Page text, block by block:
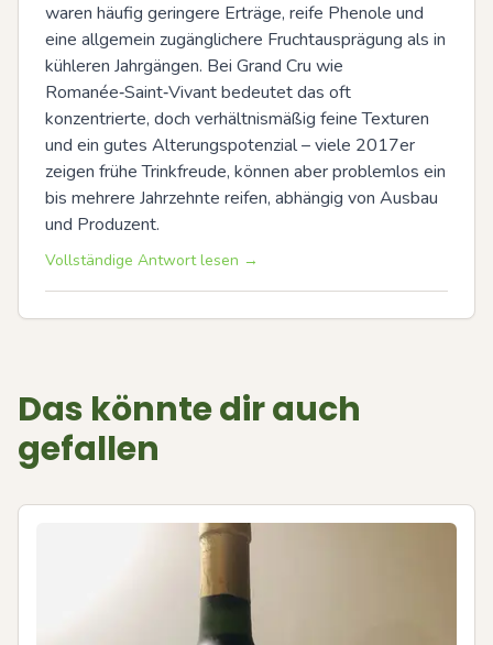
waren häufig geringere Erträge, reife Phenole und
eine allgemein zugänglichere Fruchtausprägung als in
kühleren Jahrgängen. Bei Grand Cru wie
Romanée‑Saint‑Vivant bedeutet das oft
konzentrierte, doch verhältnismäßig feine Texturen
und ein gutes Alterungspotenzial – viele 2017er
zeigen frühe Trinkfreude, können aber problemlos ein
bis mehrere Jahrzehnte reifen, abhängig von Ausbau
und Produzent.
Vollständige Antwort lesen →
Das könnte dir auch
gefallen